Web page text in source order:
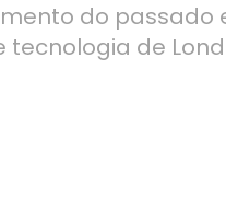
do passado
de